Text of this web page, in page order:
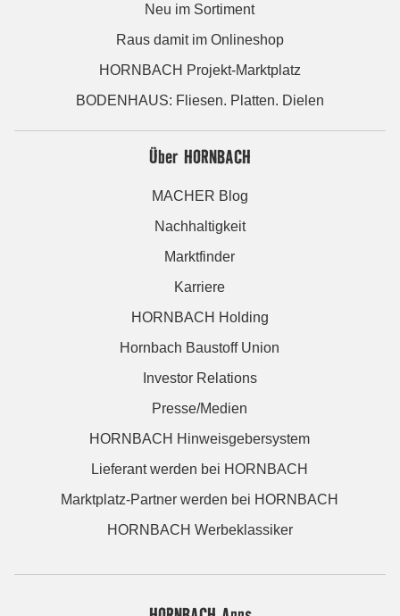
Neu im Sortiment
Raus damit im Onlineshop
HORNBACH Projekt-Marktplatz
BODENHAUS: Fliesen. Platten. Dielen
Über HORNBACH
MACHER Blog
Nachhaltigkeit
Marktfinder
Karriere
HORNBACH Holding
Hornbach Baustoff Union
Investor Relations
Presse/Medien
HORNBACH Hinweisgebersystem
Lieferant werden bei HORNBACH
Marktplatz-Partner werden bei HORNBACH
HORNBACH Werbeklassiker